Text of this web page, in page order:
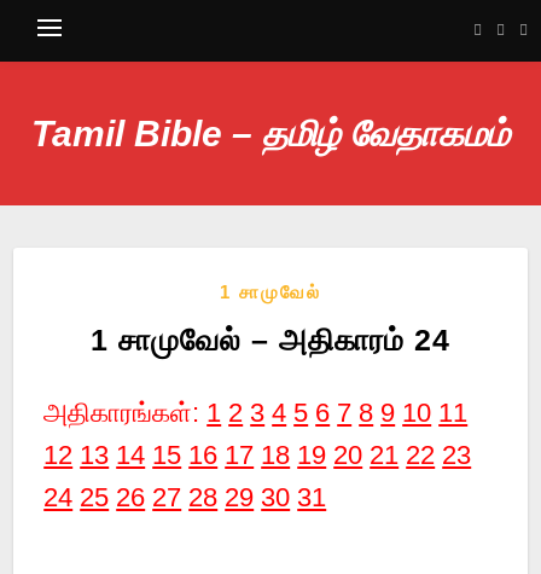
Tamil Bible – தமிழ் வேதாகமம்
1 சாமுவேல்
1 சாமுவேல் – அதிகாரம் 24
அதிகாரங்கள்: 1 2 3 4 5 6 7 8 9 10 11
12 13 14 15 16 17 18 19 20 21 22 23
24 25 26 27 28 29 30 31